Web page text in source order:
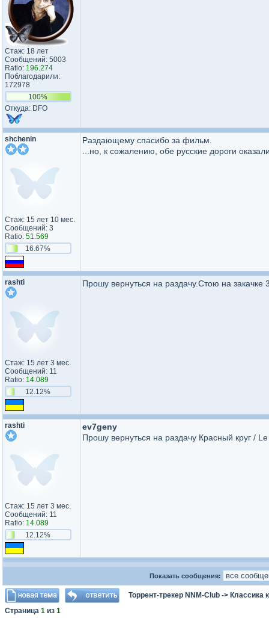
Стаж: 18 лет
Сообщений: 5003
Ratio: 196.274
Поблагодарили:
172978
100%
Откуда: DFO
shchenin
Стаж: 15 лет 10 мес.
Сообщений: 3
Ratio: 51.569
16.67%
Раздающему спасибо за фильм.
...но, к сожалению, обе русские дороги
rashti
Стаж: 15 лет 3 мес.
Сообщений: 11
Ratio: 14.089
12.12%
Прошу вернуться на раздачу.Стою на закачке
rashti
Стаж: 15 лет 3 мес.
Сообщений: 11
Ratio: 14.089
12.12%
ev7geny
Прошу вернуться на раздачу Красный круг /
Показать сообщения:
Торрент-трекер NNM-Club -> Классика
Страница 1 из 1